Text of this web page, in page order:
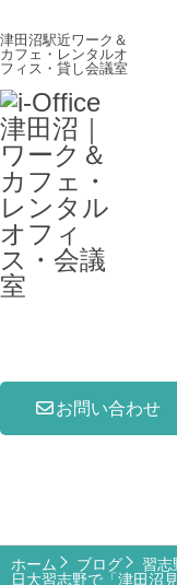
津田沼駅近ワーク＆
カフェ・レンタルオ
フィス・貸し会議室
お問い合わせ
ホーム ブログ
習志
日大習志野で「津田沼